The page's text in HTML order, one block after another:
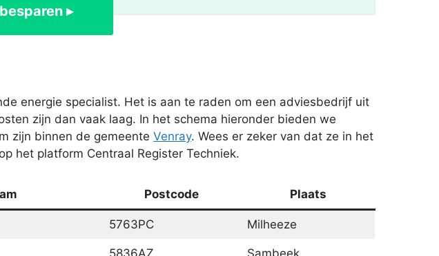
▸
energie specialist. Het is aan te raden om een adviesbedrijf uit
zijn dan vaak laag. In het schema hieronder bieden we
zijn binnen de gemeente Venray. Wees er zeker van dat ze in het
het platform Centraal Register Techniek.
Postcode Plaats
5763PC Milheeze